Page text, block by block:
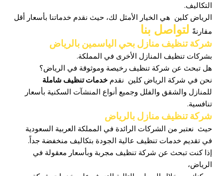
التكاليف.
الرياض كلين هي الخيار الأمثل لك، حيث نقدم خدماتنا بأسعار أقل
مقارنةً لتواصل بنا
شركة تنظيف منازل بحي الياسمين بالرياض
بشركات تنظيف المنازل الأخرى في المملكة.
هل تبحث عن شركة تنظيف رخيصة وموثوقة في الرياض؟
نحن في شركة الرياض كلين نقدمخدمات تنظيف شاملة
للمنازل والشقق والفلل وجميع أنواع المنشآت السكنية بأسعار
تنافسية.
شركة تنظيف منازل بالرياض
حيث نعتبر من الشركات الرائدة في المملكة العربية السعودية
في تقديم خدمات تنظيف عالية الجودة بتكاليف منخفضة جداً.
إذا كنت تبحث عن شركة تنظيف مجربة وبأسعار معقولة في
الرياض،